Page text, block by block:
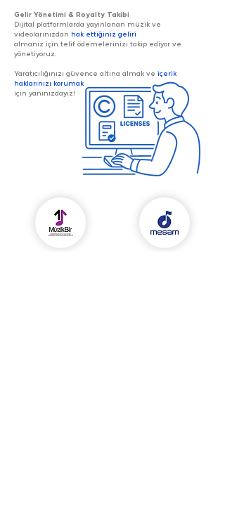
Gelir Yönetimi & Royalty Takibi
Dijital platformlarda yayınlanan müzik ve
videolarınızdan hak ettiğiniz geliri
almanız için telif ödemelerinizi takip ediyor ve
yönetiyoruz.
Yaratıcılığınızı güvence altına almak ve içerik
haklarınızı korumak
için yanınızdayız!